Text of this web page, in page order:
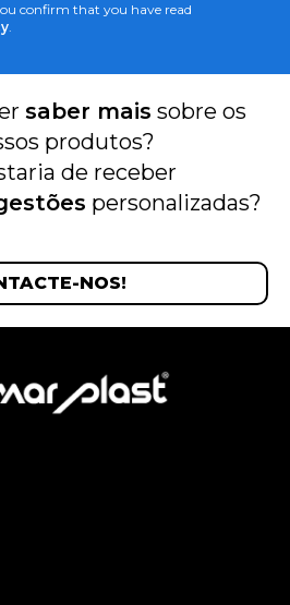
confirm that you have read
.
saber mais sobre os
produtos?
de receber
personalizadas?
NOS!